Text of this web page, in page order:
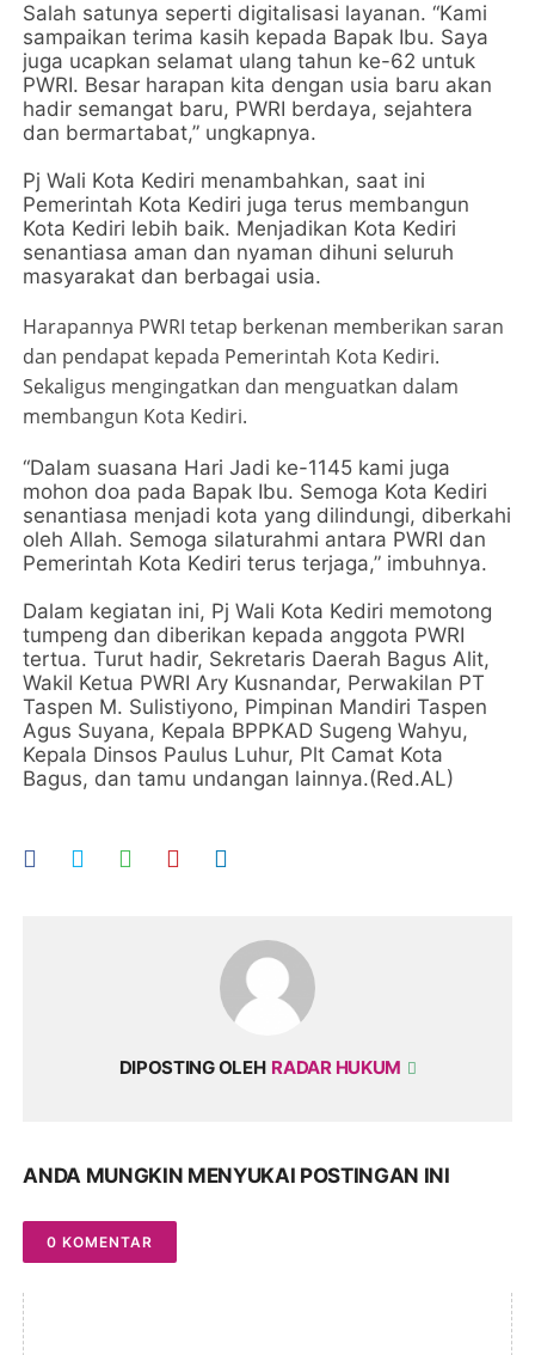
Salah satunya seperti digitalisasi layanan. “Kami
sampaikan terima kasih kepada Bapak Ibu. Saya
juga ucapkan selamat ulang tahun ke-62 untuk
PWRI. Besar harapan kita dengan usia baru akan
hadir semangat baru, PWRI berdaya, sejahtera
dan bermartabat,” ungkapnya.
Pj Wali Kota Kediri menambahkan, saat ini
Pemerintah Kota Kediri juga terus membangun
Kota Kediri lebih baik. Menjadikan Kota Kediri
senantiasa aman dan nyaman dihuni seluruh
masyarakat dan berbagai usia.
Harapannya PWRI tetap berkenan memberikan saran
dan pendapat kepada Pemerintah Kota Kediri.
Sekaligus mengingatkan dan menguatkan dalam
membangun Kota Kediri.
“Dalam suasana Hari Jadi ke-1145 kami juga
mohon doa pada Bapak Ibu. Semoga Kota Kediri
senantiasa menjadi kota yang dilindungi, diberkahi
oleh Allah. Semoga silaturahmi antara PWRI dan
Pemerintah Kota Kediri terus terjaga,” imbuhnya.
Dalam kegiatan ini, Pj Wali Kota Kediri memotong
tumpeng dan diberikan kepada anggota PWRI
tertua. Turut hadir, Sekretaris Daerah Bagus Alit,
Wakil Ketua PWRI Ary Kusnandar, Perwakilan PT
Taspen M. Sulistiyono, Pimpinan Mandiri Taspen
Agus Suyana, Kepala BPPKAD Sugeng Wahyu,
Kepala Dinsos Paulus Luhur, Plt Camat Kota
Bagus, dan tamu undangan lainnya.(Red.AL)
DIPOSTING OLEH RADAR HUKUM
ANDA MUNGKIN MENYUKAI POSTINGAN INI
0 KOMENTAR